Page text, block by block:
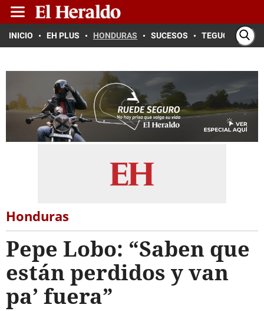
INICIO EH PLUS HONDURAS SUCESOS TEGUCIGALPA
Honduras
Pepe Lobo: “Saben que
están perdidos y van
pa’ fuera”